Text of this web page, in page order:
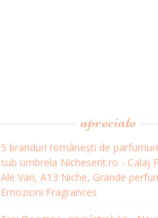
apreciate
5 branduri românești de
sub umbrela Nichesent.ro - Calaj
Ale Van, A13 Niche, Grande
Emozioni Fragrances